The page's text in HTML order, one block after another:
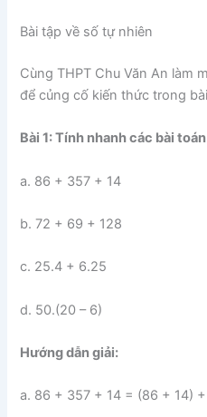
Bài tập về số tự nhiên
Cùng THPT Chu Văn An làm
để củng cố kiến thức trong
Bài 1: Tính nhanh các bài
a. 86 + 357 + 14
b. 72 + 69 + 128
c. 25.4 + 6.25
d. 50.(20 – 6)
Hướng dẫn giải:
a. 86 + 357 + 14 = (86 + 14)